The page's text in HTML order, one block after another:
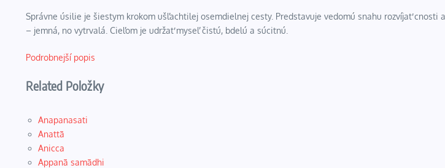
Správne úsilie je šiestym krokom ušľachtilej osemdielnej cesty. Predstavuje vedomú snahu rozvíjať
– jemná, no vytrvalá. Cieľom je udržať myseľ čistú, bdelú a súcitnú.
Podrobnejší popis
Related Položky
Anapanasati
Anattā
Anicca
Appanā samādhi